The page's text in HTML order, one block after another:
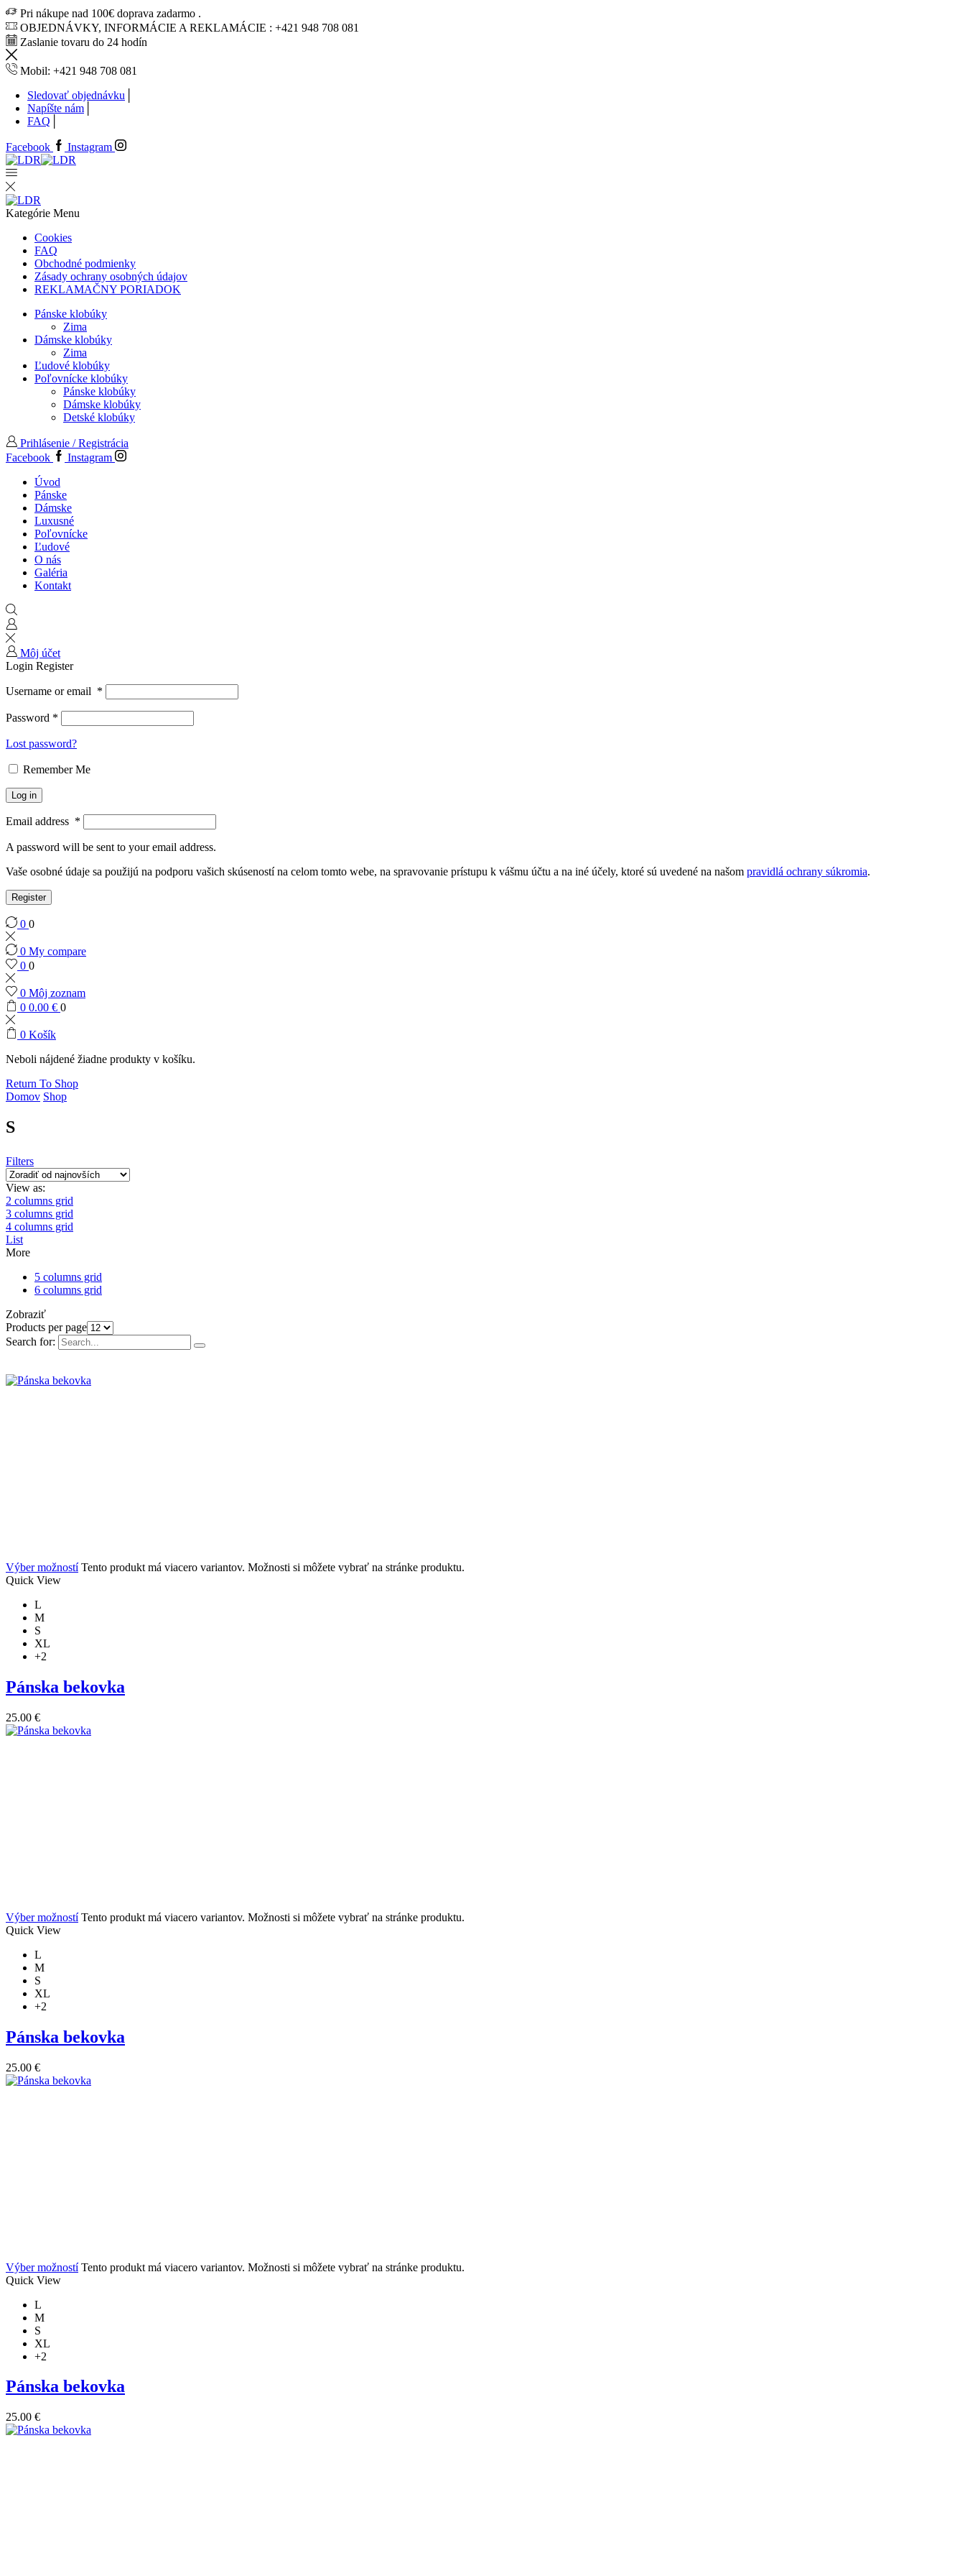
Pri nákupe nad 100€ doprava zadarmo .
OBJEDNÁVKY, INFORMÁCIE A REKLAMÁCIE : +421 948 708 081
Zaslanie tovaru do 24 hodín
Mobil: +421 948 708 081
Sledovať objednávku
Napíšte nám
FAQ
Facebook Instagram
Kategórie Menu
Cookies
FAQ
Obchodné podmienky
Zásady ochrany osobných údajov
REKLAMAČNY PORIADOK
Pánske klobúky
Zima
Dámske klobúky
Zima
Ľudové klobúky
Poľovnícke klobúky
Pánske klobúky
Dámske klobúky
Detské klobúky
Prihlásenie / Registrácia
Facebook
Instagram
Úvod
Pánske
Dámske
Luxusné
Poľovnícke
Ľudové
O nás
Galéria
Kontakt
Môj účet
Login Register
Username or email *
Password *
Lost password?
Remember Me
Log in
Email address *
A password will be sent to your email address.
Vaše osobné údaje sa použijú na podporu vašich skúseností na celom tomto webe, na spravovanie prístupu k vášmu účtu a na iné účely, ktoré sú uvedené na našom pravidlá ochrany súkromia.
Register
0 0
0 My compare
0 0
0 Môj zoznam
0 0.00 € 0
0 Košík
Neboli nájdené žiadne produkty v košíku.
Return To Shop
Domov Shop
S
Filters
View as:
2 columns grid
3 columns grid
4 columns grid
List
More
5 columns grid
6 columns grid
Zobraziť
Products per page
Search for:
Výber možností Tento produkt má viacero variantov. Možnosti si môžete vybrať na stránke produktu.
Quick View
L
M
S
XL
+2
Pánska bekovka
25.00 €
Výber možností Tento produkt má viacero variantov. Možnosti si môžete vybrať na stránke produktu.
Quick View
L
M
S
XL
+2
Pánska bekovka
25.00 €
Výber možností Tento produkt má viacero variantov. Možnosti si môžete vybrať na stránke produktu.
Quick View
L
M
S
XL
+2
Pánska bekovka
25.00 €